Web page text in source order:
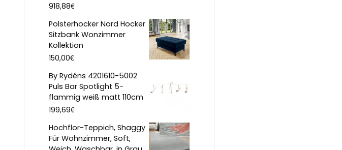
918,88€
Polsterhocker Nord Hocker
Sitzbank Wonzimmer
Kollektion
150,00€
By Rydéns 4201610-5002
Puls Bar Spotlight 5-
flammig weiß matt 110cm
199,69€
Hochflor-Teppich, Shaggy
Für Wohnzimmer, Soft,